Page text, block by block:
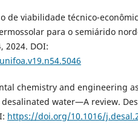
de viabilidade técnico-
para o semiárido
2024. DOI:
chemistry and engineering
water—A review.
https://doi.org/10.1016/